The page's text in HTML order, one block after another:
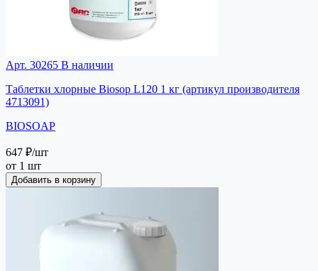
Арт. 30265 В наличии
Таблетки хлорные Biosop L120 1 кг (артикул производителя
4713091)
BIOSOAP
647 ₽/шт
от 1 шт
Добавить в корзину